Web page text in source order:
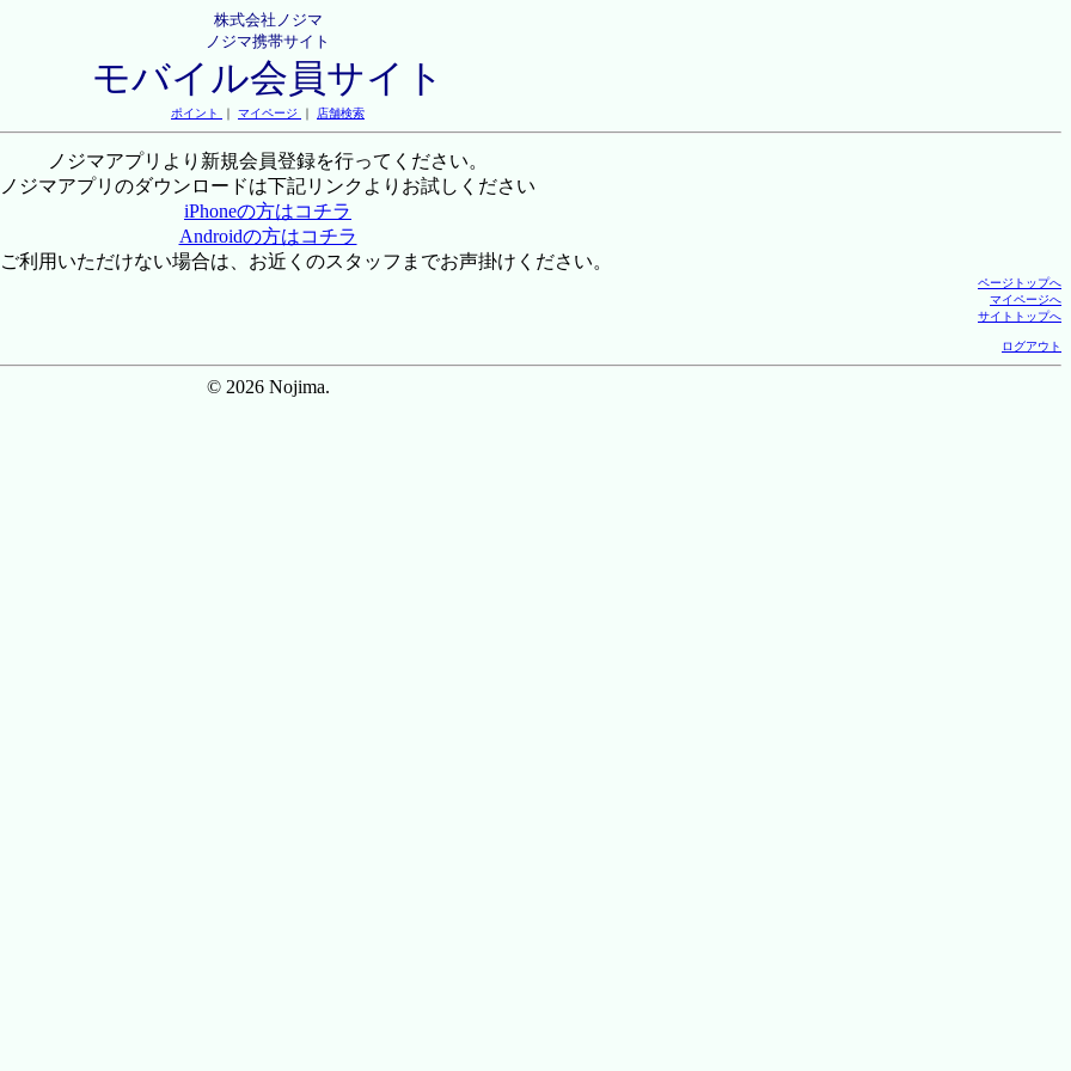
株式会社ノジマ
ノジマ携帯サイト
モバイル会員サイト
ポイント ｜ マイページ ｜ 店舗検索
ノジマアプリより新規会員登録を行ってください。
ノジマアプリのダウンロードは下記リンクよりお試しください
iPhoneの方はコチラ
Androidの方はコチラ
利用いただけない場合は、お近くのスタッフまでお声掛けください。
ページトップへ
マイページへ
サイトトップへ
ログアウト
© 2026 Nojima.